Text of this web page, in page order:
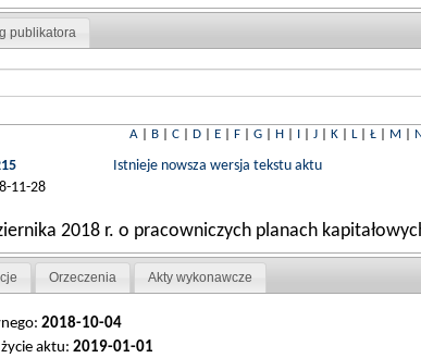
publikatora
A| B| C| D| E| F| G| H| I| J| K| L| Ł| M
11-28
Istnieje nowsza wersja tekstu aktu
2018 r. o pracowniczych planach
Orzeczenia Akty wykonawcze
2018-10-04
aktu: 2019-01-01